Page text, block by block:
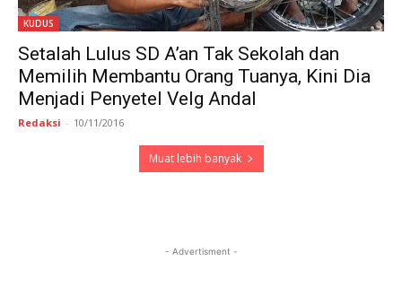
KUDUS
Setalah Lulus SD A’an Tak Sekolah dan
Memilih Membantu Orang Tuanya, Kini Dia
Menjadi Penyetel Velg Andal
Redaksi - 10/11/2016
Muat lebih banyak
- Advertisment -